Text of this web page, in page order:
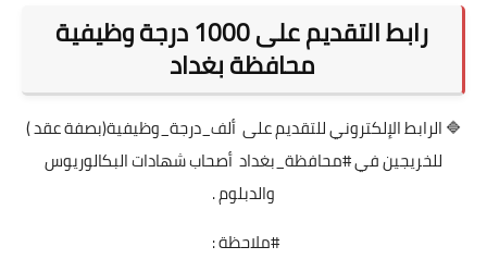
رابط التقديم على 1000 درجة وظيفية
محافظة بغداد
🔷 الرابط الإلكتروني للتقديم على ألف_درجة_وظيفية(بصفة عقد )
للخريجين في #محافظة_بغداد أصحاب شهادات البكالوريوس
والدبلوم .
#ملاحظة :